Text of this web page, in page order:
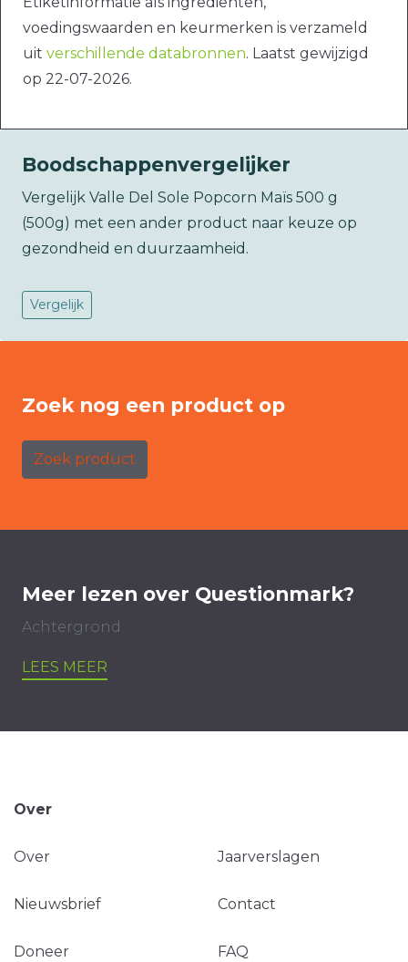
voedingswaarden en keurmerken is verzameld
uit verschillende databronnen. Laatst gewijzigd
op 22-07-2026.
Boodschappenvergelijker
Vergelijk Valle Del Sole Popcorn Maïs 500 g
(500g) met een ander product naar keuze op
gezondheid en duurzaamheid.
Vergelijk
Zoek nog een product op
Zoek product
Meer lezen over Questionmark?
Achtergrond
LEES MEER
Over
Over Jaarverslagen
Nieuwsbrief Contact
Doneer FAQ